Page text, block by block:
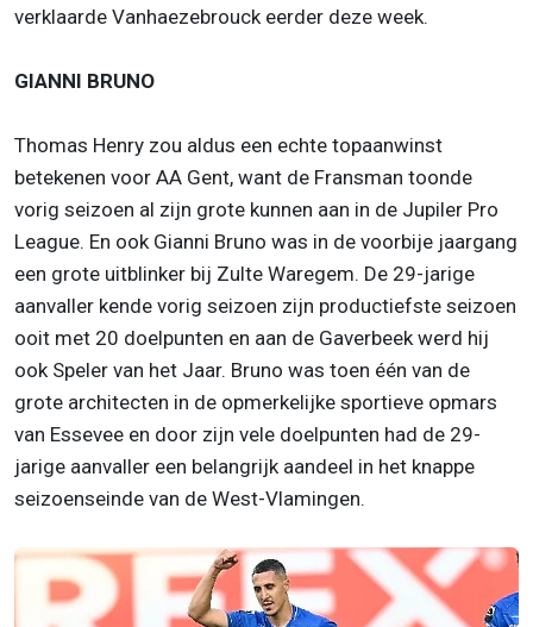
verklaarde Vanhaezebrouck eerder deze week.
GIANNI BRUNO
Thomas Henry zou aldus een echte topaanwinst
betekenen voor AA Gent, want de Fransman toonde
vorig seizoen al zijn grote kunnen aan in de Jupiler Pro
League. En ook Gianni Bruno was in de voorbije jaargang
een grote uitblinker bij Zulte Waregem. De 29-jarige
aanvaller kende vorig seizoen zijn productiefste seizoen
ooit met 20 doelpunten en aan de Gaverbeek werd hij
ook Speler van het Jaar. Bruno was toen één van de
grote architecten in de opmerkelijke sportieve opmars
van Essevee en door zijn vele doelpunten had de 29-
jarige aanvaller een belangrijk aandeel in het knappe
seizoenseinde van de West-Vlamingen.